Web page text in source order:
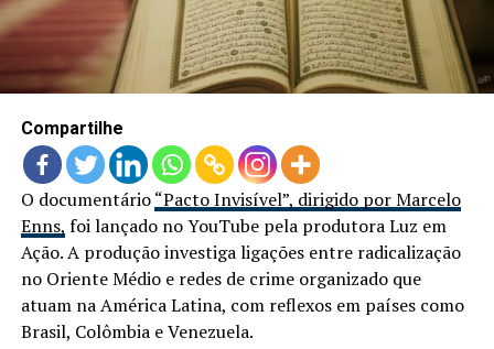
LANÇAMENTOS
Compartilhe
O documentário“Pacto Invisível”, dirigido por Marcelo
Enns, foi lançado no YouTube pela produtora Luz em
Ação. A produção investiga ligações entre radicalização
no Oriente Médio e redes de crime organizado que
atuam na América Latina, com reflexos em países como
Brasil, Colômbia e Venezuela.